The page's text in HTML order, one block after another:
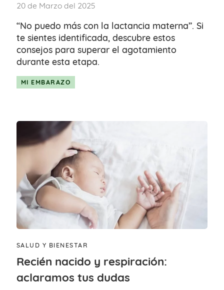
20 de Marzo del 2025
“No puedo más con la lactancia materna”. Si
te sientes identificada, descubre estos
consejos para superar el agotamiento
durante esta etapa.
MI EMBARAZO
SALUD Y BIENESTAR
Recién nacido y respiración:
aclaramos tus dudas